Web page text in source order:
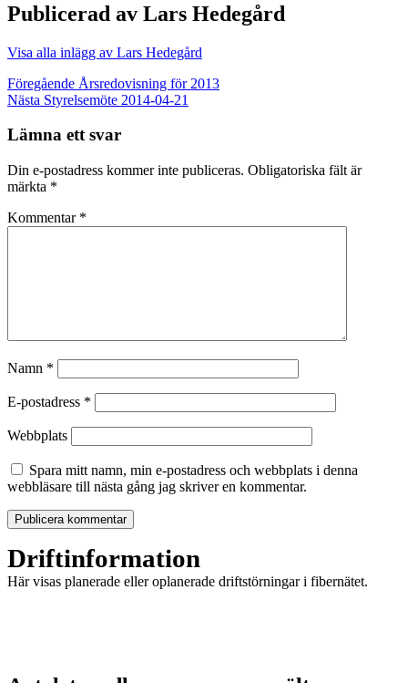
Publicerad av Lars Hedegård
Visa alla inlägg av Lars Hedegård
Inläggsnavigering
Föregående Årsredovisning för 2013
Nästa Styrelsemöte 2014-04-21
Lämna ett svar
Din e-postadress kommer inte publiceras. Obligatoriska fält är
märkta *
Kommentar *
Namn *
E-postadress *
Webbplats
Spara mitt namn, min e-postadress och webbplats i denna
webbläsare till nästa gång jag skriver en kommentar.
Driftinformation
Här visas planerade eller oplanerade driftstörningar i fibernätet.